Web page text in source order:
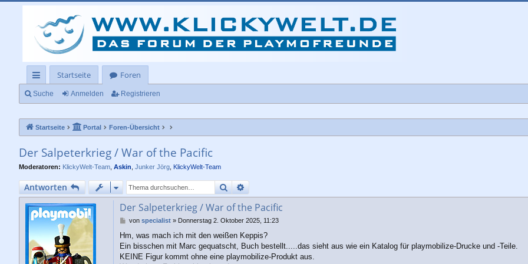
ch
llz
rif
f
Startseite
Foren
Suche Anmelden Registrieren
Startseite Portal Foren-Übersicht
Der Salpeterkrieg / War of the Pacific
Moderatoren: KlickyWelt-Team Askin Junker Jörg KlickyWelt-Team
Antworten SucheErweiterte Suche
Der Salpeterkrieg / War of the Pacific
B
i
t
r
von specialist» Donnerstag 2. Oktober 2025, 11:23
Hm, was mach ich mit den weißen Keppis?
Ein bisschen mit Marc gequatscht, Buch bestellt.....das sieht aus wie ein Katalog für playmobilize-Drucke und -Teile.
KEINE Figur kommt ohne eine playmobilize-Produkt aus.